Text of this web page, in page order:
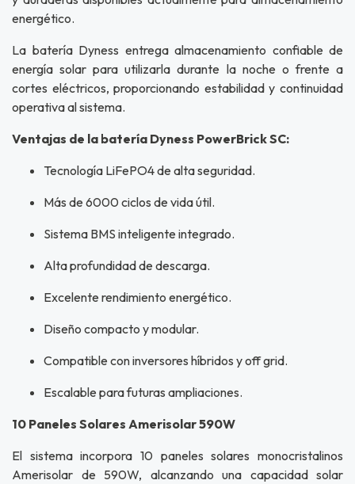
energético.
La batería Dyness entrega almacenamiento confiable de
energía solar para utilizarla durante la noche o frente a
cortes eléctricos, proporcionando estabilidad y continuidad
operativa al sistema.
Ventajas de la batería Dyness PowerBrick SC:
Tecnología LiFePO4 de alta seguridad.
Más de 6000 ciclos de vida útil.
Sistema BMS inteligente integrado.
Alta profundidad de descarga.
Excelente rendimiento energético.
Diseño compacto y modular.
Compatible con inversores híbridos y off grid.
Escalable para futuras ampliaciones.
10 Paneles Solares Amerisolar 590W
El sistema incorpora 10 paneles solares monocristalinos
Amerisolar de 590W, alcanzando una capacidad solar